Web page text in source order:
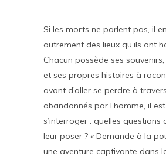
Si les morts ne parlent pas, il
autrement des lieux qu’ils ont
Chacun possède ses
et ses propres histoires à
avant d’aller se perdre à
abandonnés par l’homme, il
s’interroger : quelles questions
leur poser ? « Demande à la
une aventure captivante dans